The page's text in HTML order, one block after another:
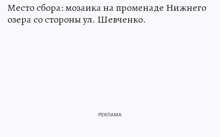
Место сбора: мозаика на променаде Нижнего
озера со стороны ул. Шевченко.